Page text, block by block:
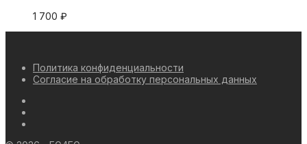
1 700 ₽
Политика конфиденциальности
Согласие на обработку персональных данных